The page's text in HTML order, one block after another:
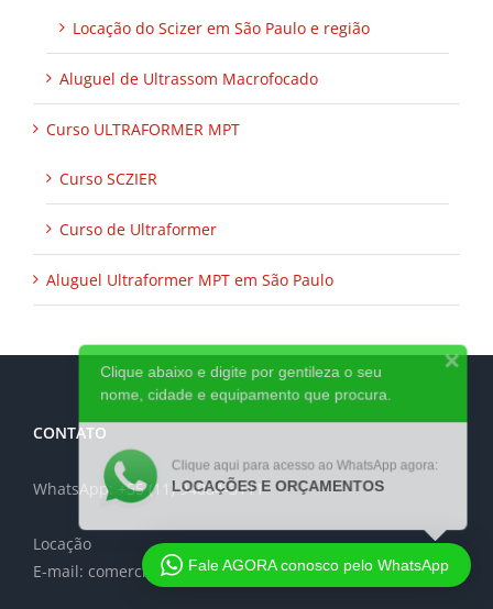
Locação do Scizer em São Paulo e região
Aluguel de Ultrassom Macrofocado
Curso ULTRAFORMER MPT
Curso SCZIER
Curso de Ultraformer
Aluguel Ultraformer MPT em São Paulo
CONTATO
WhatsApp: +55 (11) 94084-3111
Locação
E-mail: comercial@JustLaser.com.br
Clique abaixo e digite por gentileza o seu
nome, cidade e equipamento que procura.
LOCAÇÕES E ORÇAMENTOS
Fale AGORA conosco pelo WhatsApp